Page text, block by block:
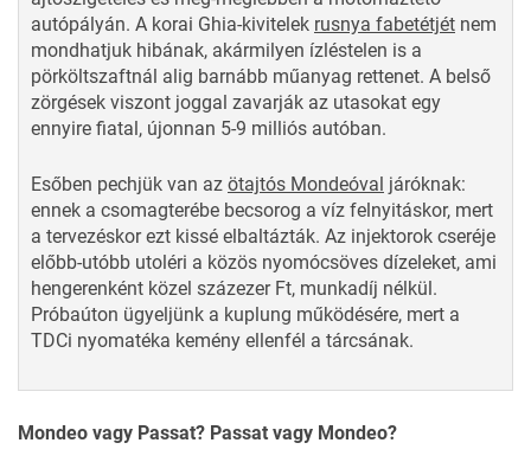
autópályán. A korai Ghia-kivitelek rusnya fabetétjét nem
mondhatjuk hibának, akármilyen ízléstelen is a
pörköltszaftnál alig barnább műanyag rettenet. A belső
zörgések viszont joggal zavarják az utasokat egy
ennyire fiatal, újonnan 5-9 milliós autóban.
Esőben pechjük van az ötajtós Mondeóval járóknak:
ennek a csomagterébe becsorog a víz felnyitáskor, mert
a tervezéskor ezt kissé elbaltázták. Az injektorok cseréje
előbb-utóbb utoléri a közös nyomócsöves dízeleket, ami
hengerenként közel százezer Ft, munkadíj nélkül.
Próbaúton ügyeljünk a kuplung működésére, mert a
TDCi nyomatéka kemény ellenfél a tárcsának.
Mondeo vagy Passat? Passat vagy Mondeo?